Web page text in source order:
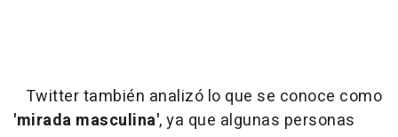
Twitter también analizó lo que se conoce como
'mirada masculina', ya que algunas personas